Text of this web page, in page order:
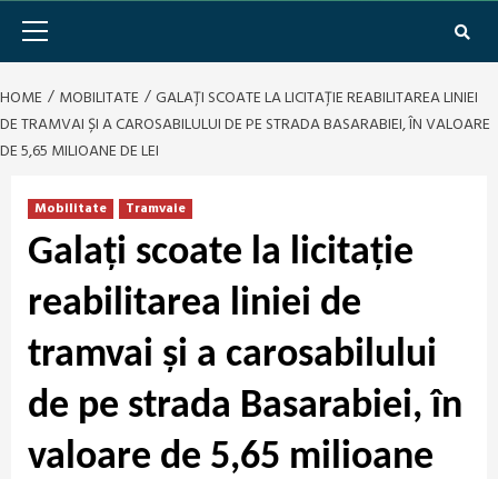
Primary
Menu
HOME MOBILITATE
GALAȚI SCOATE LA LICITAȚIE REABILITAREA LINIEI
DE TRAMVAI ȘI A CAROSABILULUI DE PE STRADA BASARABIEI, ÎN VALOARE
DE 5,65 MILIOANE DE LEI
Mobilitate Tramvaie
Galați scoate la licitație
reabilitarea liniei de
tramvai și a carosabilului
de pe strada Basarabiei, în
valoare de 5,65 milioane